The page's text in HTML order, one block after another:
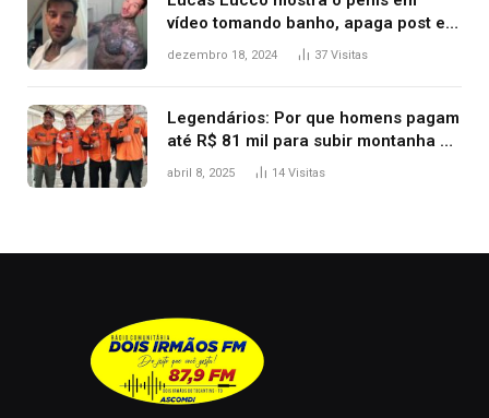
vídeo tomando banho, apaga post e
diz ‘foi mal’
dezembro 18, 2024 37 Visitas
Legendários: Por que homens pagam
até R$ 81 mil para subir montanha e
melhorar casamento?
abril 8, 2025 14 Visitas